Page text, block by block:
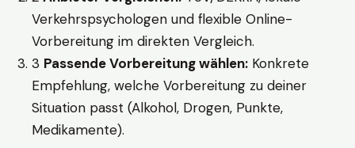
Verkehrspsychologen und flexible Online-
Vorbereitung im direkten Vergleich.
3 Passende Vorbereitung wählen: Konkrete
Empfehlung, welche Vorbereitung zu deiner
Situation passt (Alkohol, Drogen, Punkte,
Medikamente).